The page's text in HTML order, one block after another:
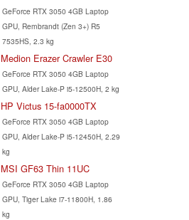
GeForce RTX 3050 4GB Laptop
GPU, Rembrandt (Zen 3+) R5
7535HS, 2.3 kg
Medion Erazer Crawler E30
GeForce RTX 3050 4GB Laptop
GPU, Alder Lake-P i5-12500H, 2 kg
HP Victus 15-fa0000TX
GeForce RTX 3050 4GB Laptop
GPU, Alder Lake-P i5-12450H, 2.29
kg
MSI GF63 Thin 11UC
GeForce RTX 3050 4GB Laptop
GPU, Tiger Lake i7-11800H, 1.86
kg